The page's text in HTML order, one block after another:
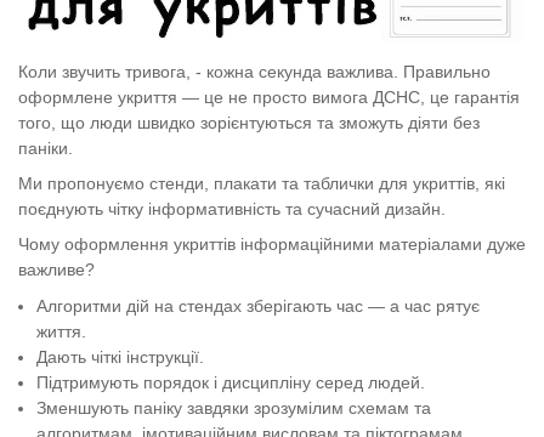
Коли звучить тривога, - кожна секунда важлива . Правильно
оформлене укриття — це не просто вимога ДСНС, це гарантія
того, що люди швидко зорієнтуються та зможуть діяти без
паніки.
Ми пропонуємо стенди , плакати та таблички для укриттів, які
поєднують чітку інформативність та сучасний дизайн.
Чому оформлення укриттів інформаційними матеріалами дуже
важливе?
Алгоритми дій на стендах зберігаютьчас — а час рятує
життя.
Дають чіткі інструкції
Підтримують порядок і дисципліну серед людей.
Зменшують паніку завдяки зрозумілим схемам та